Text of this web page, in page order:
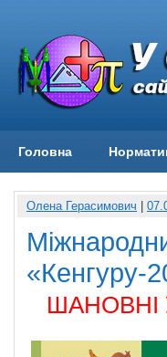
Головна
Олена Герасимович
«Кенгуру-
ШАНОВНІ